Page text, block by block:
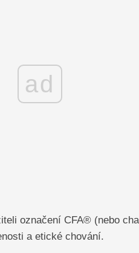
ad
označení CFA® (nebo
a etické chování.